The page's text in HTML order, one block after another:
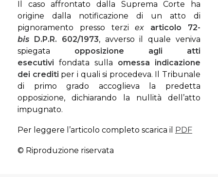
Il caso affrontato dalla Suprema Corte ha
origine dalla notificazione di un atto di
pignoramento presso terziex articolo 72-
bis D.P.R. 602/1973, avverso il quale veniva
spiegata opposizione agli atti
esecutivi fondata sulla omessa indicazione
dei crediti per i quali si procedeva. Il Tribunale
di primo grado accoglieva la predetta
opposizione, dichiarando la nullità dell’atto
impugnato.
Per leggere l’articolo completo scarica il PDF
© Riproduzione riservata